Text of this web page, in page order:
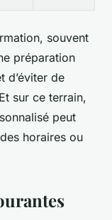
souvent
préparation
d’éviter de
sur ce terrain,
peut
horaires ou